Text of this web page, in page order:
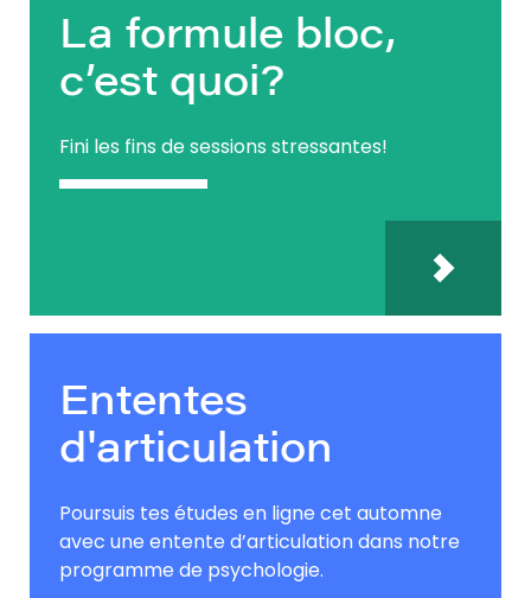
La formule bloc,
c’est quoi?
Fini les fins de sessions stressantes!
Ententes
d'articulation
Poursuis tes études en ligne cet automne
avec une entente d’articulation dans notre
programme de psychologie.